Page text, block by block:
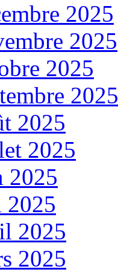
2025
2025
2025
2025
2025
2025
2025
2025
2025
2025